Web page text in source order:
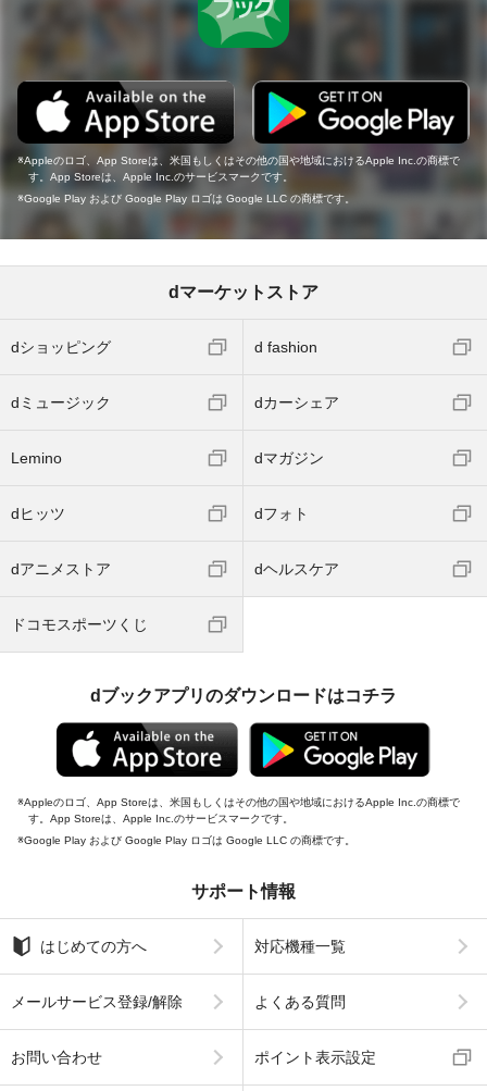
Appleのロゴ、App Storeは、米国もしくはその他の国や地域におけるApple Inc.の商標で
す。App Storeは、Apple Inc.のサービスマークです。
Google Play および Google Play ロゴは Google LLC の商標です。
dマーケットストア
dショッピング d fashion
dミュージック dカーシェア
Lemino dマガジン
dヒッツ dフォト
dアニメストア dヘルスケア
ドコモスポーツくじ
dブックアプリのダウンロードはコチラ
Appleのロゴ、App Storeは、米国もしくはその他の国や地域におけるApple Inc.の商標で
す。App Storeは、Apple Inc.のサービスマークです。
Google Play および Google Play ロゴは Google LLC の商標です。
サポート情報
はじめての方へ 対応機種一覧
メールサービス登録/解除 よくある質問
お問い合わせ ポイント表示設定